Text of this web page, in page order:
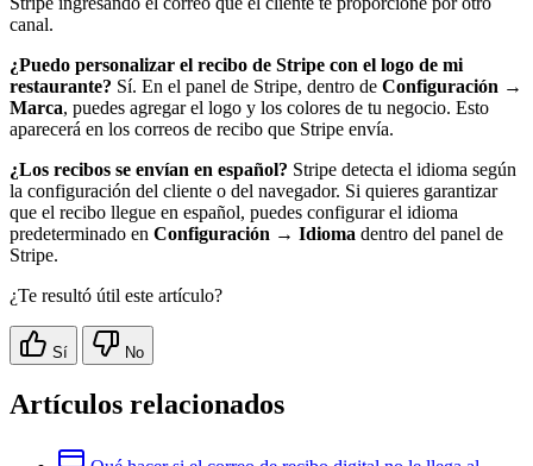
canal.
¿Puedo personalizar el recibo de Stripe con el logo de mi
restaurante? Sí. En el panel de Stripe, dentro de Configuración →
Marca, puedes agregar el logo y los colores de tu negocio. Esto
aparecerá en los correos de recibo que Stripe envía.
¿Los recibos se envían en español? Stripe detecta el idioma según
la configuración del cliente o del navegador. Si quieres garantizar
que el recibo llegue en español, puedes configurar el idioma
predeterminado en Configuración → Idioma dentro del panel de
Stripe.
¿Te resultó útil este artículo?
Sí No
Artículos relacionados